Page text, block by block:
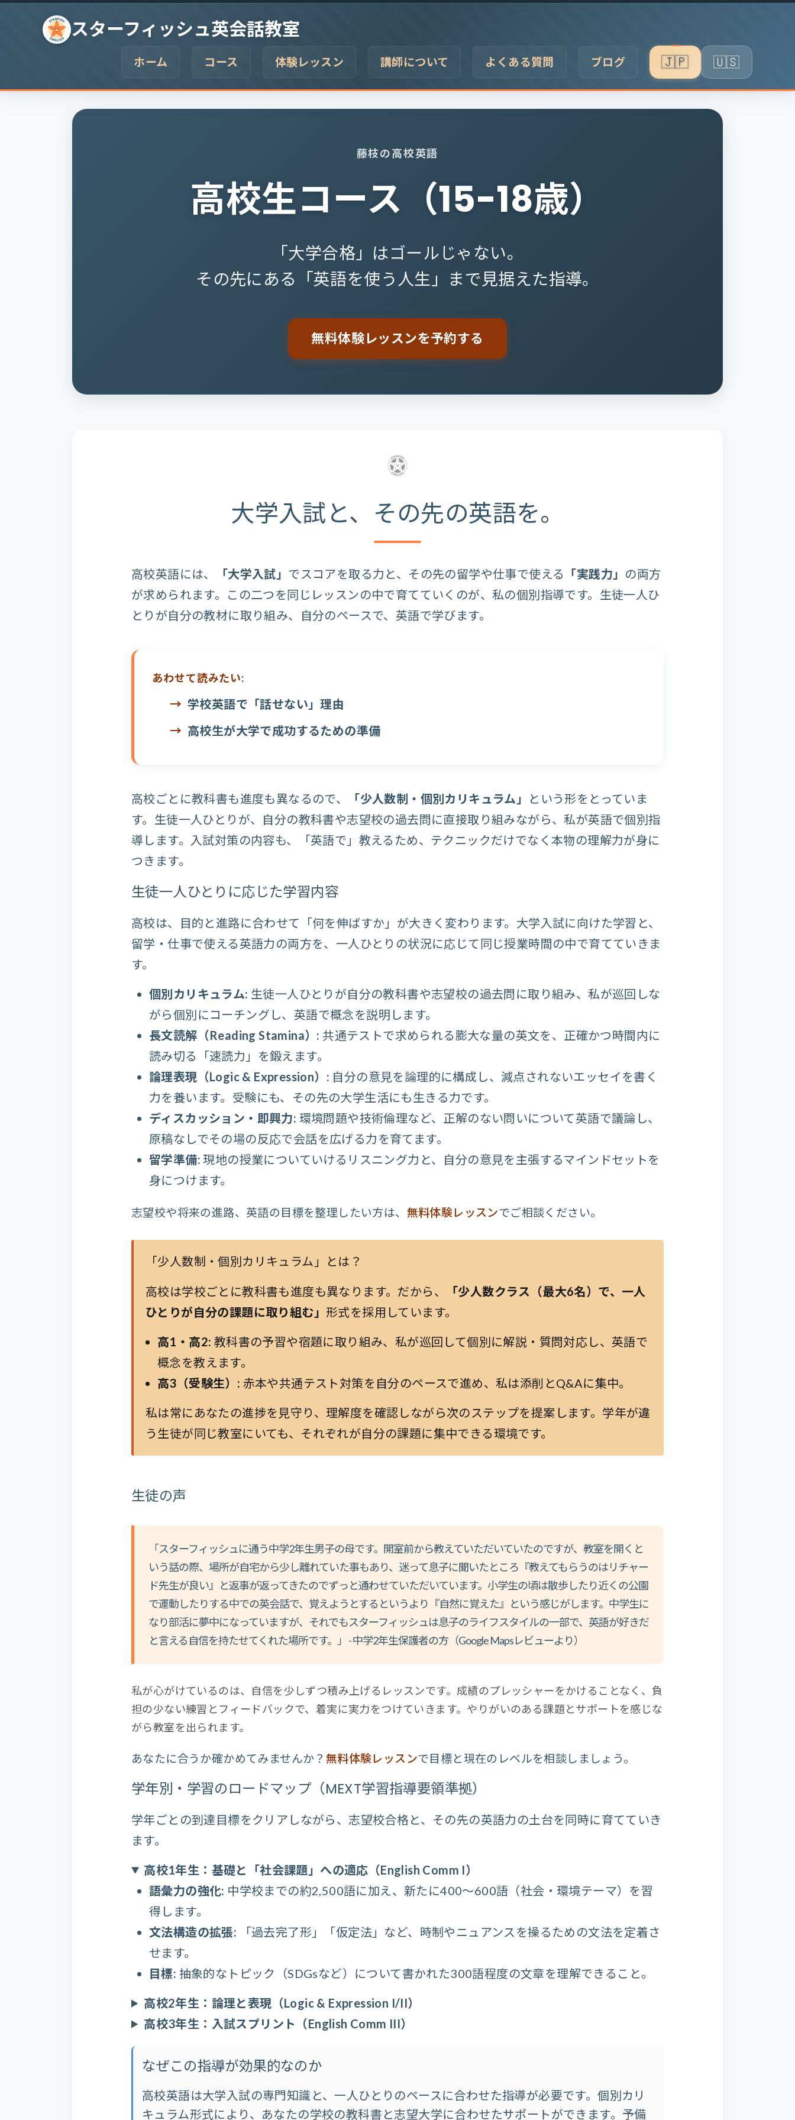
スターフィッシュ英会話教室
ホーム コース 体験レッスン 講師について よくある質問 ブログ 🇯🇵
日本語
🇺🇸
English
藤枝の高校英語
高校生コース（15-18歳）
「大学合格」はゴールじゃない。
その先にある「英語を使う人生」まで見据えた指導。
無料体験レッスンを予約する
大学入試と、その先の英語を。
高校英語には、 「大学入試」 でスコアを取る力と、その先の留学や仕事で使える 「実践力」 の両方
が求められます。この二つを同じレッスンの中で育てていくのが、私の個別指導です。生徒一人ひ
とりが自分の教材に取り組み、自分のペースで、英語で学びます。
あわせて読みたい:
学校英語で「話せない」理由
高校生が大学で成功するための準備
高校ごとに教科書も進度も異なるので、 「少人数制・個別カリキュラム」
という形をとっていま
す。生徒一人ひとりが、自分の教科書や志望校の過去問に直接取り組みながら、私が英語で個別指
導します。入試対策の内容も、
「英語で」 教えるため、テクニックだけでなく本物の理解力が身に
つきます。
生徒一人ひとりに応じた学習内容
高校は、目的と進路に合わせて「何を伸ばすか」が大きく変わります。大学入試に向けた学習と、
留学・仕事で使える英語力の両方を、一人ひとりの状況に応じて同じ授業時間の中で育てていきま
す。
個別カリキュラム: 生徒一人ひとりが自分の教科書や志望校の過去問に取り組み、私が巡回しな
がら個別にコーチングし、英語で概念を説明します。
長文読解（Reading Stamina）: 共通テストで求められる膨大な量の英文を、正確かつ時間内に
読み切る「速読力」を鍛えます。
論理表現（Logic & Expression）: 自分の意見を論理的に構成し、減点されないエッセイを書く
力を養います。受験にも、その先の大学生活にも生きる力です。
ディスカッション・即興力: 環境問題や技術倫理など、正解のない問いについて英語で議論し、
原稿なしでその場の反応で会話を広げる力を育てます。
留学準備: 現地の授業についていけるリスニング力と、自分の意見を主張するマインドセットを
身につけます。
志望校や将来の進路、英語の目標を整理したい方は、 無料体験レッスンでご相談ください。
「少人数制・個別カリキュラム」とは？
高校は学校ごとに教科書も進度も異なります。だから、
「少人数クラス（最大6名）で、一人
ひとりが自分の課題に取り組む」 形式を採用しています。
高1・高2: 教科書の予習や宿題に取り組み、私が巡回して個別に解説・質問対応し、英語で
概念を教えます。
高3（受験生）: 赤本や共通テスト対策を自分のペースで進め、私は添削とQ&Aに集中。
私は常にあなたの進捗を見守り、理解度を確認しながら次のステップを提案します。学年が違
う生徒が同じ教室にいても、それぞれが自分の課題に集中できる環境です。
生徒の声
「スターフィッシュに通う中学2年生男子の母です。開室前から教えていただいていたのですが、教室を開くと
いう話の際、場所が自宅から少し離れていた事もあり、迷って息子に聞いたところ『教えてもらうのはリチャー
ド先生が良い』と返事が返ってきたのでずっと通わせていただいています。小学生の頃は散歩したり近くの公園
で運動したりする中での英会話で、覚えようとするというより『自然に覚えた』という感じがします。中学生に
なり部活に夢中になっていますが、それでもスターフィッシュは息子のライフスタイルの一部で、英語が好きだ
と言える自信を持たせてくれた場所です。」 - 中学2年生保護者の方（Google Mapsレビューより）
私が心がけているのは、自信を少しずつ積み上げるレッスンです。成績のプレッシャーをかけることなく、負
担の少ない練習とフィードバックで、着実に実力をつけていきます。やりがいのある課題とサポートを感じな
がら教室を出られます。
あなたに合うか確かめてみませんか？ 無料体験レッスンで目標と現在のレベルを相談しましょう。
学年別・学習のロードマップ（MEXT学習指導要領準拠）
学年ごとの到達目標をクリアしながら、志望校合格と、その先の英語力の土台を同時に育てていき
ます。
高校1年生：基礎と「社会課題」への適応（English Comm I）
語彙力の強化: 中学校までの約2,500語に加え、新たに400〜600語（社会・環境テーマ）を習
得します。
文法構造の拡張: 「過去完了形」「仮定法」など、時制やニュアンスを操るための文法を定着さ
せます。
目標: 抽象的なトピック（SDGsなど）について書かれた300語程度の文章を理解できること。
高校2年生：論理と表現（Logic & Expression I/II）
高校3年生：入試スプリント（English Comm III）
なぜこの指導が効果的なのか
高校英語は大学入試の専門知識と、一人ひとりのペースに合わせた指導が必要です。個別カリ
キュラム形式により、あなたの学校の教科書と志望大学に合わせたサポートができます。予備